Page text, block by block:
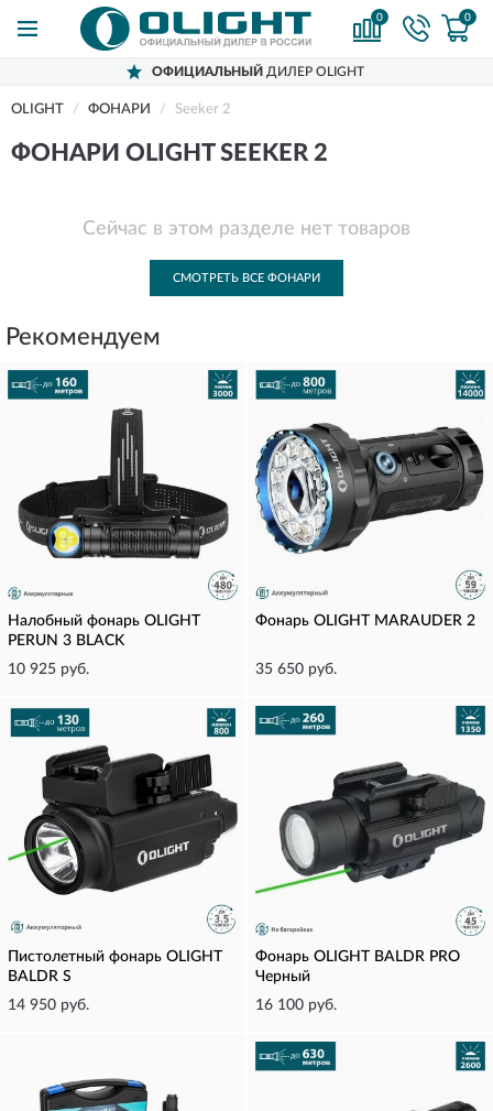
0 0
ОФИЦИАЛЬНЫЙ ДИЛЕР OLIGHT
OLIGHT ФОНАРИ Seeker 2
ФОНАРИ OLIGHT SEEKER 2
Сейчас в этом разделе нет товаров
СМОТРЕТЬ ВСЕ ФОНАРИ
Рекомендуем
Налобный фонарь OLIGHT
PERUN 3 BLACK
10 925 руб.
Фонарь OLIGHT MARAUDER 2
35 650 руб.
Пистолетный фонарь OLIGHT
BALDR S
14 950 руб.
Фонарь OLIGHT BALDR PRO
Черный
16 100 руб.